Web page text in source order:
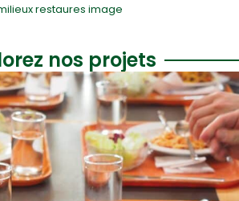
restaures image
nos projets